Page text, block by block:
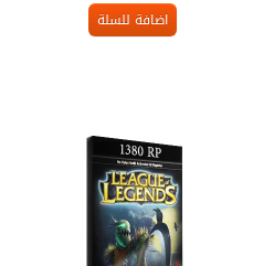
اضافة للسلة